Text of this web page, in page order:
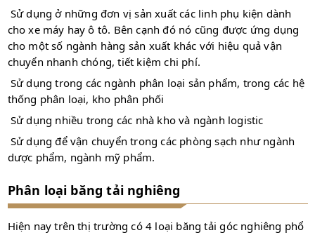
Sử dụng ở những đơn vị sản xuất các linh phụ kiện dành
cho xe máy hay ô tô. Bên cạnh đó nó cũng được ứng dụng
cho một số ngành hàng sản xuất khác với hiệu quả vận
chuyển nhanh chóng, tiết kiệm chi phí.
Sử dụng trong các ngành phân loại sản phẩm, trong các hệ
thống phân loại, kho phân phối
Sử dụng nhiều trong các nhà kho và ngành logistic
Sử dụng để vận chuyển trong các phòng sạch như ngành
dược phẩm, ngành mỹ phẩm.
Phân loại băng tải nghiêng
Hiện nay trên thị trường có 4 loại băng tải góc nghiêng phổ